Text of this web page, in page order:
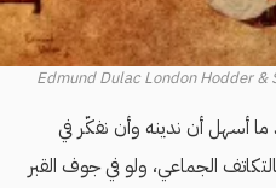
أسهل أن ندينه وأن نفكّر في
الجماعي، ولو في جوف القبر